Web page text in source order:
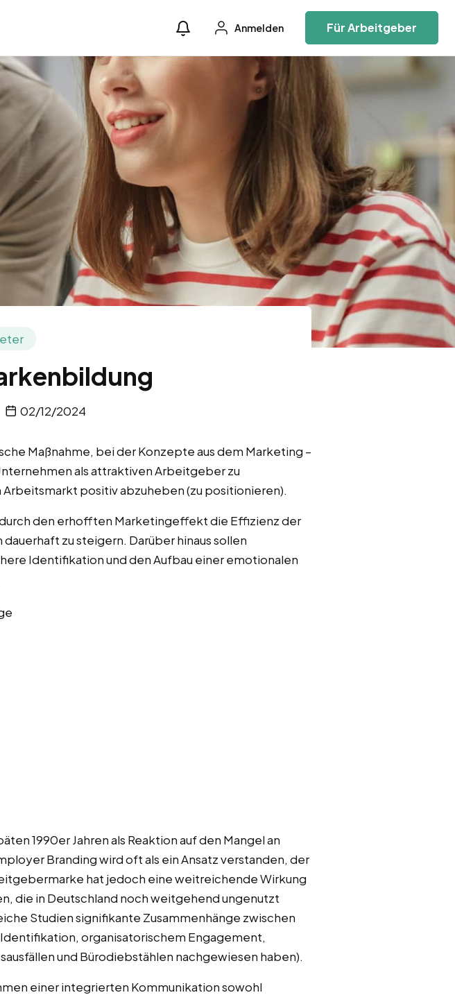
Anmelden Für Arbeitgeber
02/12/2024
Maßnahme, bei der Konzepte aus dem Marketing –
als attraktiven Arbeitgeber zu
positiv abzuheben (zu positionieren).
den erhofften Marketingeffekt die Effizienz der
zu steigern. Darüber hinaus sollen
Identifikation und den Aufbau einer emotionalen
1990er Jahren als Reaktion auf den Mangel an
Branding wird oft als ein Ansatz verstanden, der
hat jedoch eine weitreichende Wirkung
die in Deutschland noch weitgehend ungenutzt
Studien signifikante Zusammenhänge zwischen
organisatorischem Engagement,
und Bürodiebstählen nachgewiesen haben).
einer integrierten Kommunikation sowohl